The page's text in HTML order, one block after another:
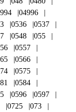
04996
0536
0537
0548
055
0557
0566
0575
0584
0596
0597
0725
073